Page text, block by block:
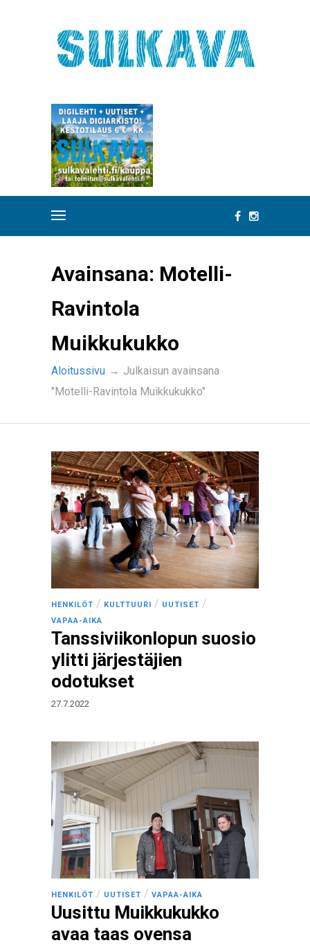
Avainsana: Motelli-
Ravintola
Muikkukukko
Aloitussivu → Julkaisun avainsana
"Motelli-Ravintola Muikkukukko"
HENKILÖT / KULTTUURI / UUTISET /
VAPAA-AIKA
Tanssiviikonlopun suosio
ylitti järjestäjien
odotukset
27.7.2022
HENKILÖT / UUTISET / VAPAA-AIKA
Uusittu Muikkukukko
avaa taas ovensa